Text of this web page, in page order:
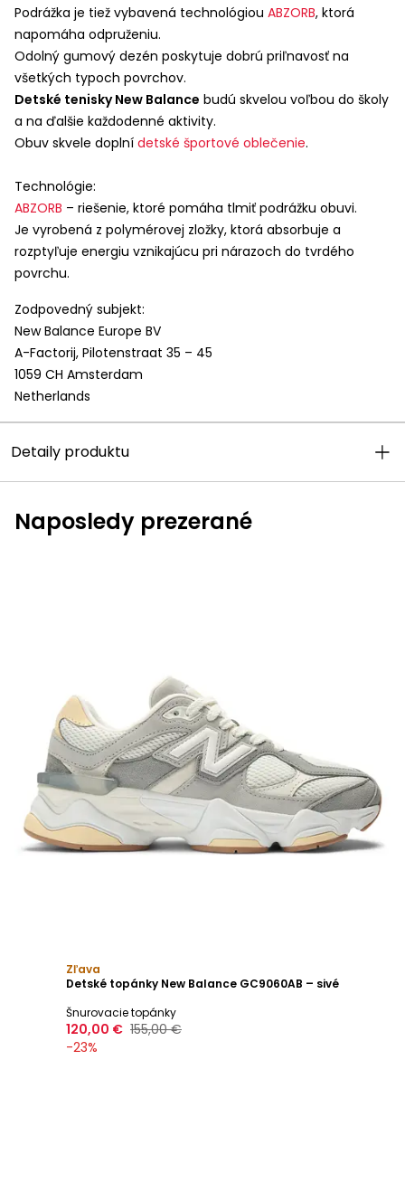
Podrážka je tiež vybavená technológiou ABZORB, ktorá
napomáha odpruženiu.
Odolný gumový dezén poskytuje dobrú priľnavosť na
všetkých typoch povrchov.
Detské tenisky New Balance budú skvelou voľbou do školy
a na ďalšie každodenné aktivity.
Obuv skvele doplní detské športové oblečenie.
Technológie:
ABZORB – riešenie, ktoré pomáha tlmiť podrážku obuvi.
Je vyrobená z polymérovej zložky, ktorá absorbuje a
rozptyľuje energiu vznikajúcu pri nárazoch do tvrdého
povrchu.
Zodpovedný subjekt:
New Balance Europe BV
A-Factorij, Pilotenstraat 35 – 45
1059 CH Amsterdam
Netherlands
Detaily produktu
Naposledy prezerané
Zľava
Detské topánky New Balance GC9060AB – sivé
Šnurovacie topánky
120,00 € 155,00 €
-23%